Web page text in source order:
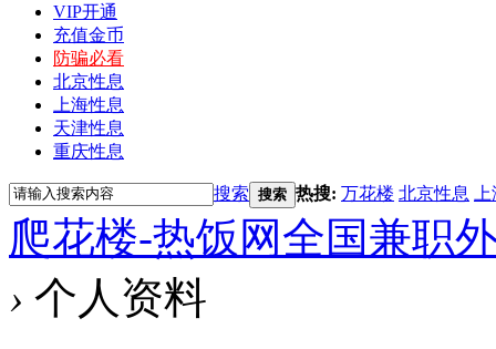
VIP开通
充值金币
防骗必看
北京性息
上海性息
天津性息
重庆性息
搜索 搜索 热搜: 万花楼 北京性息
爬花楼-热饭网全国兼职
› 个人资料